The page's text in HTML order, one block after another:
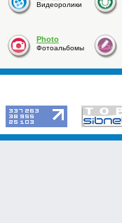
Видеоролики
Photo
Фотоальбомы